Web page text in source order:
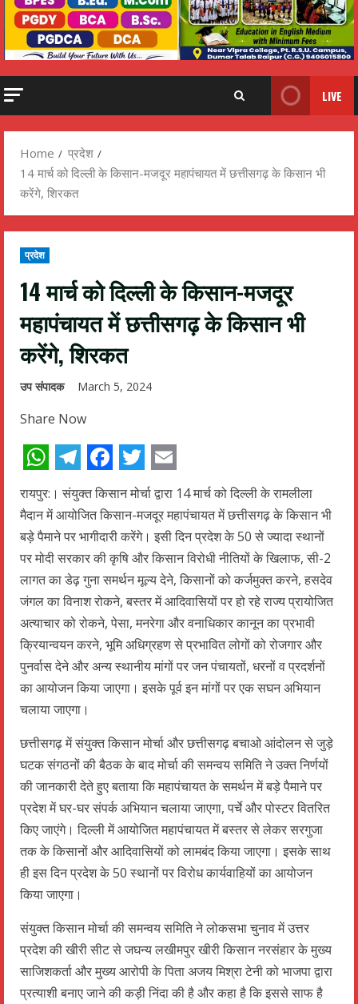
LIVE
Home
प्रदेश
14 मार्च को दिल्ली के किसान-मजदूर महापंचायत में छत्तीसगढ़ के किसान भी
करेंगे, शिरकत
प्रदेश
14 मार्च को दिल्ली के किसान-मजदूर
महापंचायत में छत्तीसगढ़ के किसान भी
करेंगे, शिरकत
उप संपादक March 5, 2024
Share Now
WhatsApp
Telegram
Facebook
Twitter
Email
रायपुर:। संयुक्त किसान मोर्चा द्वारा 14 मार्च को दिल्ली के रामलीला
मैदान में आयोजित किसान-मजदूर महापंचायत में छत्तीसगढ़ के किसान भी
बड़े पैमाने पर भागीदारी करेंगे। इसी दिन प्रदेश के 50 से ज्यादा स्थानों
पर मोदी सरकार की कृषि और किसान विरोधी नीतियों के खिलाफ, सी-2
लागत का डेढ़ गुना समर्थन मूल्य देने, किसानों को कर्जमुक्त करने, हसदेव
जंगल का विनाश रोकने, बस्तर में आदिवासियों पर हो रहे राज्य प्रायोजित
अत्याचार को रोकने, पेसा, मनरेगा और वनाधिकार कानून का प्रभावी
क्रियान्वयन करने, भूमि अधिग्रहण से प्रभावित लोगों को रोजगार और
पुनर्वास देने और अन्य स्थानीय मांगों पर जन पंचायतों, धरनों व प्रदर्शनों
का आयोजन किया जाएगा। इसके पूर्व इन मांगों पर एक सघन अभियान
चलाया जाएगा।
छत्तीसगढ़ में संयुक्त किसान मोर्चा और छत्तीसगढ़ बचाओ आंदोलन से जुड़े
घटक संगठनों की बैठक के बाद मोर्चा की समन्वय समिति ने उक्त निर्णयों
की जानकारी देते हुए बताया कि महापंचायत के समर्थन में बड़े पैमाने पर
प्रदेश में घर-घर संपर्क अभियान चलाया जाएगा, पर्चे और पोस्टर वितरित
किए जाएंगे। दिल्ली में आयोजित महापंचायत में बस्तर से लेकर सरगुजा
तक के किसानों और आदिवासियों को लामबंद किया जाएगा। इसके साथ
ही इस दिन प्रदेश के 50 स्थानों पर विरोध कार्यवाहियों का आयोजन
किया जाएगा।
संयुक्त किसान मोर्चा की समन्वय समिति ने लोकसभा चुनाव में उत्तर
प्रदेश की खीरी सीट से जघन्य लखीमपुर खीरी किसान नरसंहार के मुख्य
साजिशकर्ता और मुख्य आरोपी के पिता अजय मिश्रा टेनी को भाजपा द्वारा
प्रत्याशी बनाए जाने की कड़ी निंदा की है और कहा है कि इससे साफ है